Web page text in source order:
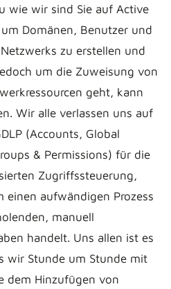
wie wir sind Sie auf Active
Domänen, Benutzer und
zu erstellen und
um die Zuweisung von
geht, kann
Wir alle verlassen uns auf
(Accounts, Global
& Permissions) für die
Zugriffssteuerung,
einen aufwändigen Prozess
manuell
handelt. Uns allen ist es
wir Stunde um Stunde mit
dem Hinzufügen von